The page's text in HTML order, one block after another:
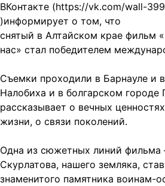
ВКонтакте (https://vk.com/wall-
)информирует о том, что
снятый в Алтайском крае фильм
нас» стал победителем
Съемки проходили в Барнауле и
Налобиха и в болгарском городе
рассказывает о вечных
жизни, о связи поколений.
Одна из сюжетных линий фильма
Скурлатова, нашего земляка,
знаменитого памятника воинам-